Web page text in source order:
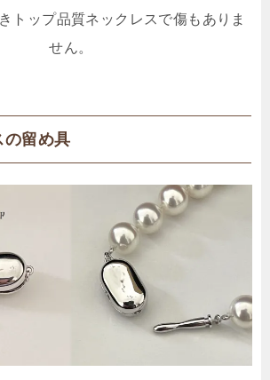
トップ品質ネックレスで傷もありま
せん。
の留め具